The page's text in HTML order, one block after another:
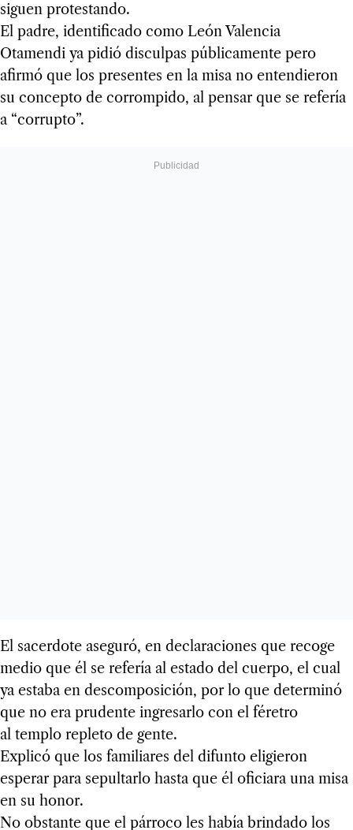
siguen protestando.
El padre, identificado como León Valencia
Otamendi ya pidió disculpas públicamente pero
afirmó que los presentes en la misa no entendieron
su concepto de corrompido, al pensar que se refería
a “corrupto”.
El sacerdote aseguró, en declaraciones que recoge
medio que él se refería al estado del cuerpo, el cual
ya estaba en descomposición, por lo que determinó
que no era prudente ingresarlo con el féretro
al templo repleto de gente.
Explicó que los familiares del difunto eligieron
esperar para sepultarlo hasta que él oficiara una misa
en su honor.
No obstante que el párroco les había brindado los